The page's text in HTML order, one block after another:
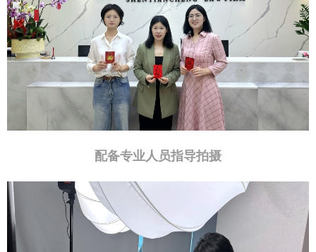
配备专业人员指导拍摄